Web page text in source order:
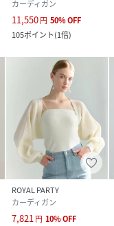
カーディガン
11,550円 50%OFF
105ポイント(1倍)
ROYAL PARTY
カーディガン
7,821 円 10%OFF